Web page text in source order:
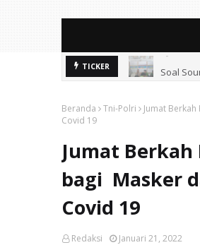
TICKER Soal
Beranda Tni-Polri
Jumat
Covid 19
Jumat Berkah
bagi Masker
Covid 19
Redaksi Januari 21, 2022